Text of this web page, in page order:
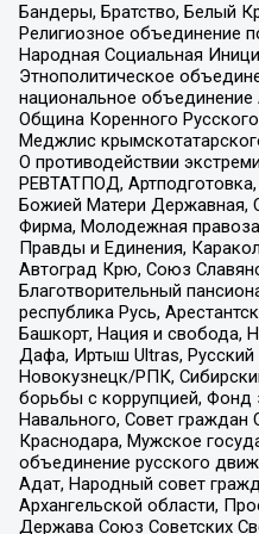
Бандеры, Братство, Белый
Религиозное объединение
Народная Социальная
Этнополитическое
национальное
Община Коренного
Меджлис
О противодействии
РЕВТАТПОД,
Божией Матери Державная,
Фирма, Молодежная
Правды и Единения,
Автоград Крю, Союз
Благотворительный
республика Русь,
Башкорт, Нация и свобода,
Дафа, Иртыш Ultras, Русский
Новокузнецк/РПК,
борьбы с коррупцией,
Навального, Совет граждан
Краснодара, Мужское
объединение русского
Адат, Народный совет
Архангельской области,
Держава Союз Советских